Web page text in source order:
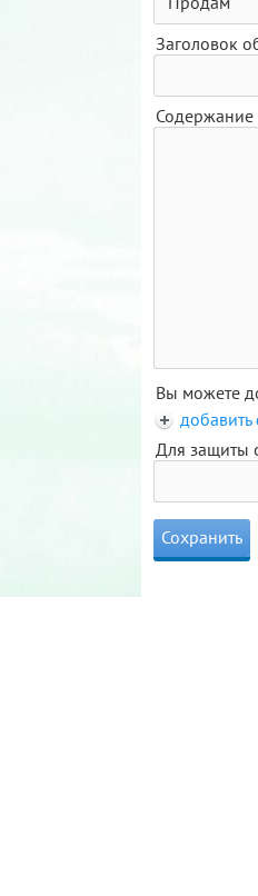
Заголовок
Содержание
Вы можете
добавить
Для защиты